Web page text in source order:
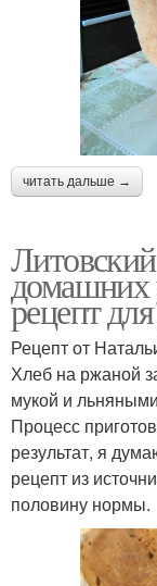
читать дальше →
Литовский
домашних
рецепт
Рецепт от
Хлеб на ржаной
мукой и
Процесс
результат, я
рецепт из
половину нормы.